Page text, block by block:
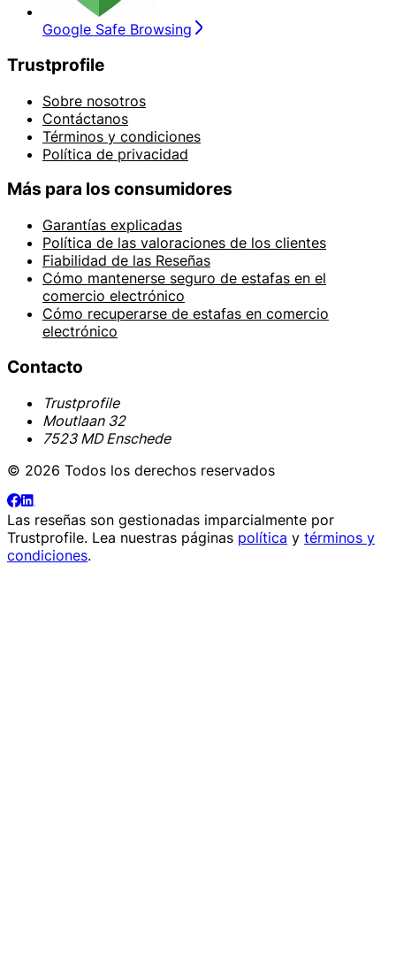
Google Safe Browsing
Trustprofile
Sobre nosotros
Contáctanos
Términos y condiciones
Política de privacidad
Más para los consumidores
Garantías explicadas
Política de las valoraciones de los clientes
Fiabilidad de las Reseñas
Cómo mantenerse seguro de estafas en el
comercio electrónico
Cómo recuperarse de estafas en comercio
electrónico
Contacto
Trustprofile
Moutlaan 32
7523 MD Enschede
© 2026 Todos los derechos reservados
Las reseñas son gestionadas imparcialmente por
Trustprofile. Lea nuestras páginas política y términos y
condiciones.